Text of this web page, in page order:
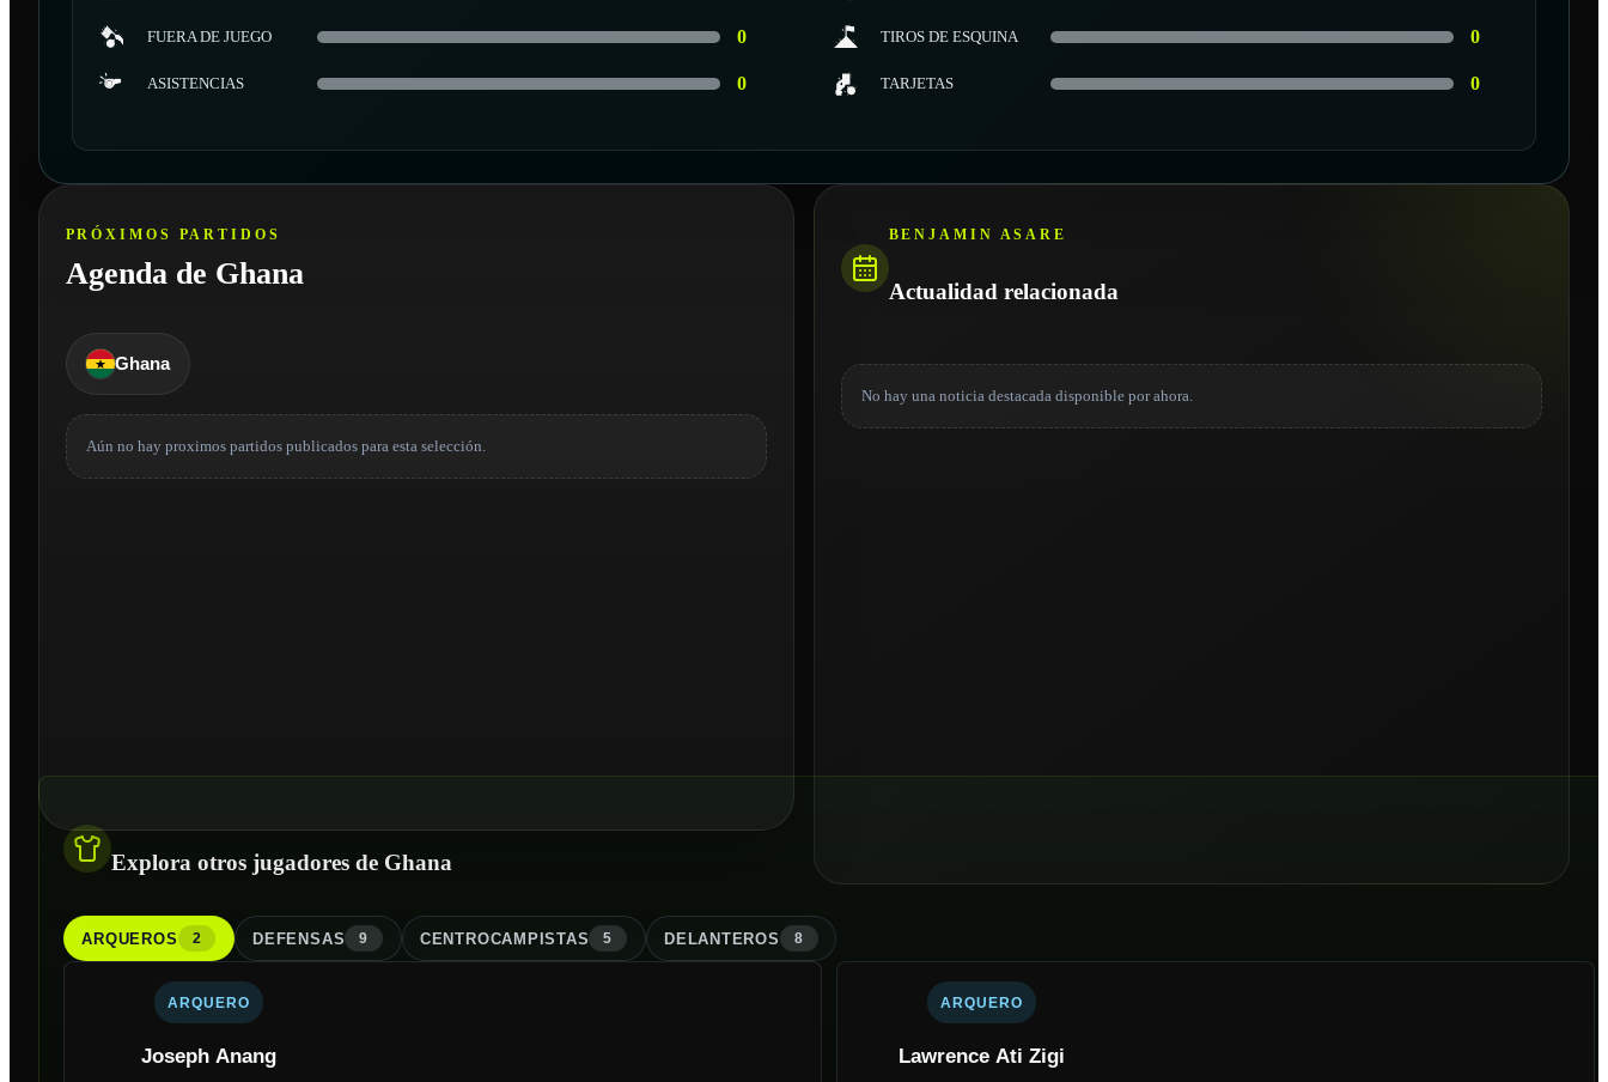
FUERA DE JUEGO 0 TIROS DE ESQUINA 0
ASISTENCIAS 0 TARJETAS 0
PRÓXIMOS PARTIDOS
Agenda de Ghana
Ghana
Aún no hay proximos partidos publicados para esta selección.
BENJAMIN ASARE
Actualidad relacionada
No hay una noticia destacada disponible por ahora.
Explora otros jugadores de Ghana
ARQUEROS 2 DEFENSAS 9 CENTROCAMPISTAS 5 DELANTEROS 8
ARQUERO
Joseph Anang
ARQUERO
Lawrence Ati Zigi